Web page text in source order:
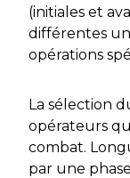
(initiales et
différentes
opérations
La sélection
opérateurs
combat.
par une